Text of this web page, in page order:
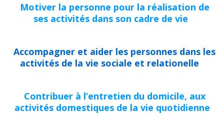
Motiver la personne pour la réalisation de
ses activités dans son cadre de vie
Accompagner et aider les personnes dans les
activités de la vie sociale et relationelle
Contribuer à l’entretien du domicile, aux
activités domestiques de la vie quotidienne